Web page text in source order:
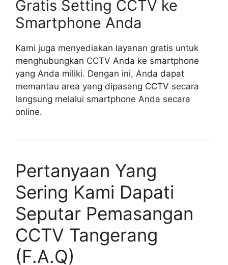
Gratis Setting CCTV ke
Smartphone Anda
Kami juga menyediakan layanan gratis untuk
menghubungkan CCTV Anda ke smartphone
yang Anda miliki. Dengan ini, Anda dapat
memantau area yang dipasang CCTV secara
langsung melalui smartphone Anda secara
online.
Pertanyaan Yang
Sering Kami Dapati
Seputar Pemasangan
CCTV Tangerang
(F.A.Q)